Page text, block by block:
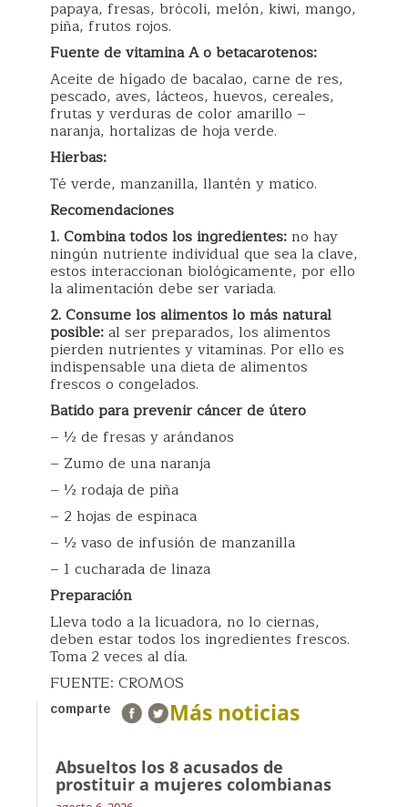
papaya, fresas, brócoli, melón, kiwi, mango,
piña, frutos rojos.
Fuente de vitamina A o betacarotenos:
Aceite de hígado de bacalao, carne de res,
pescado, aves, lácteos, huevos, cereales,
frutas y verduras de color amarillo –
naranja, hortalizas de hoja verde.
Hierbas:
Té verde, manzanilla, llantén y matico.
Recomendaciones
1. Combina todos los ingredientes:no hay
ningún nutriente individual que sea la clave,
estos interaccionan biológicamente, por ello
la alimentación debe ser variada.
2. Consume los alimentos lo más natural
posible:al ser preparados, los alimentos
pierden nutrientes y vitaminas. Por ello es
indispensable una dieta de alimentos
frescos o congelados.
Batido para prevenir cáncer de útero
– ½ de fresas y arándanos
– Zumo de una naranja
– ½ rodaja de piña
– 2 hojas de espinaca
– ½ vaso de infusión de manzanilla
– 1 cucharada de linaza
Preparación
Lleva todo a la licuadora, no lo ciernas,
deben estar todos los ingredientes frescos.
Toma 2 veces al día.
FUENTE: CROMOS
comparte Más noticias
Absueltos los 8 acusados de
prostituir a mujeres colombianas